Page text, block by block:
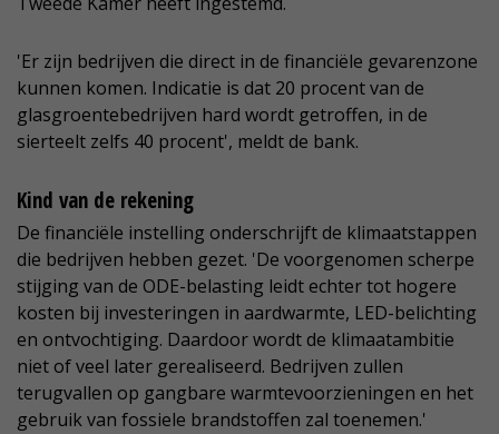
'Er zijn bedrijven die direct in de financiële gevarenzone
kunnen komen. Indicatie is dat 20 procent van de
glasgroentebedrijven hard wordt getroffen, in de
sierteelt zelfs 40 procent', meldt de bank.
Kind van de rekening
De financiële instelling onderschrijft de klimaatstappen
die bedrijven hebben gezet. 'De voorgenomen scherpe
stijging van de ODE-belasting leidt echter tot hogere
kosten bij investeringen in aardwarmte, LED-belichting
en ontvochtiging. Daardoor wordt de klimaatambitie
niet of veel later gerealiseerd. Bedrijven zullen
terugvallen op gangbare warmtevoorzieningen en het
gebruik van fossiele brandstoffen zal toenemen.'